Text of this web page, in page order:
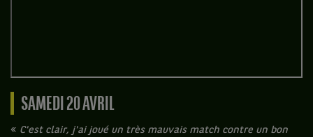
SAMEDI 20 AVRIL
« C'est clair, j'ai joué un très mauvais match contre un bon